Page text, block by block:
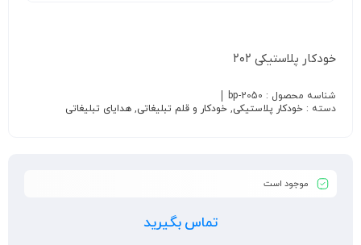
خودکار پلاستیکی ۲۰۲
شناسه محصول : bp-2050
دسته : خودکار پلاستیکی, خودکار و قلم تبلیغاتی, هدایای تبلیغاتی
موجود است
تماس بگیرید